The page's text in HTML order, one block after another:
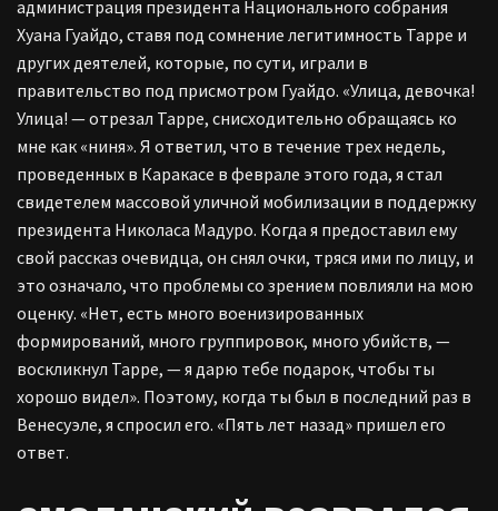
администрация президента Национального собрания
Хуана Гуайдо, ставя под сомнение легитимность Тарре и
других деятелей, которые, по сути, играли в
правительство под присмотром Гуайдо. «Улица, девочка!
Улица! — отрезал Тарре, снисходительно обращаясь ко
мне как «ниня». Я ответил, что в течение трех недель,
проведенных в Каракасе в феврале этого года, я стал
свидетелем массовой уличной мобилизации в поддержку
президента Николаса Мадуро. Когда я предоставил ему
свой рассказ очевидца, он снял очки, тряся ими по лицу, и
это означало, что проблемы со зрением повлияли на мою
оценку. «Нет, есть много военизированных
формирований, много группировок, много убийств, —
воскликнул Тарре, — я дарю тебе подарок, чтобы ты
хорошо видел». Поэтому, когда ты был в последний раз в
Венесуэле, я спросил его. «Пять лет назад» пришел его
ответ.